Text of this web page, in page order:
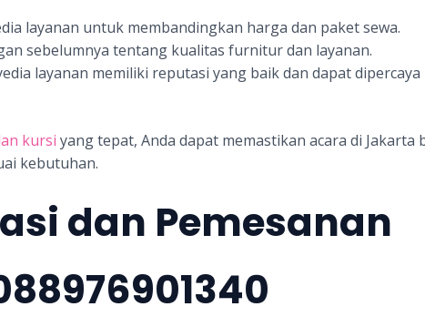
layanan untuk membandingkan harga dan paket sewa.
sebelumnya tentang kualitas furnitur dan layanan.
layanan memiliki reputasi yang baik dan dapat
kursi yang tepat, Anda dapat memastikan acara di Jakarta
kebutuhan.
dan Pemesanan